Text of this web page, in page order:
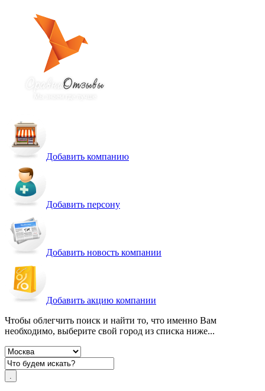
Добавить компанию
Добавить персону
Добавить новость компании
Добавить акцию компании
Чтобы облегчить поиск и найти то, что именно Вам
необходимо, выберите свой город из списка ниже...